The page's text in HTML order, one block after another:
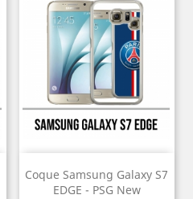
Coque Samsung Galaxy S7
EDGE - PSG New